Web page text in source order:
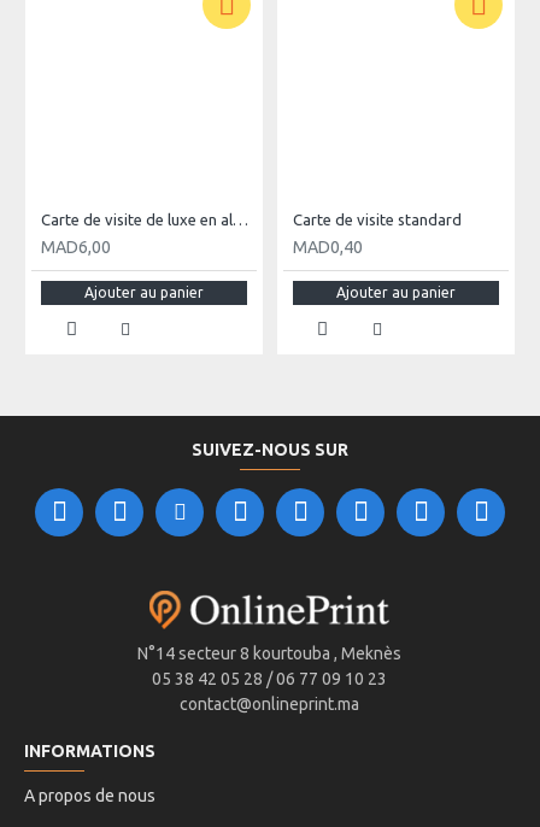
Carte de visite de luxe en aluminium - Noir -
MAD6,00
Ajouter au panier
Carte de visite standard
MAD0,40
Ajouter au panier
SUIVEZ-NOUS SUR
N°14 secteur 8 kourtouba , Meknès
05 38 42 05 28 / 06 77 09 10 23
contact@onlineprint.ma
INFORMATIONS
A propos de nous